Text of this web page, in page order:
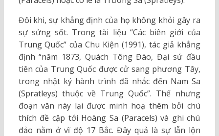
Đôi khi, sự khẳng định của họ không khỏi gây ra
sự sửng sốt. Trong tài liệu “Các biên giới của
Trung Quốc” của Chu Kiện (1991), tác giả khẳng
định “năm 1873, Quách Tông Đào, Đại sứ đầu
tiên của Trung Quốc được cử sang phương Tây,
trong nhật ký hành trình đã nhắc đến Nam Sa
(Spratleys) thuộc về Trung Quốc”. Thế nhưng
đoạn văn này lại được minh hoạ thêm bởi chú
thích đề cập tới Hoàng Sa (Paracels) và ghi chú
đảo nằm ở vĩ độ 17 Bắc. Đây quả là sự lẫn lộn